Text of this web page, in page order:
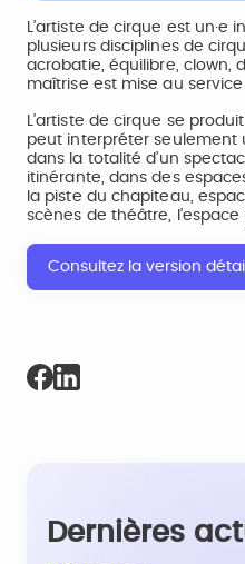
L’artiste de cirque est
plusieurs disciplines de
acrobatie, équilibre, clown,
maîtrise est mise au
L’artiste de cirque se
peut interpréter seulement
dans la totalité d’un
itinérante, dans des
la piste du chapiteau,
scènes de théâtre, l’espace
Consultez la version
Dernières